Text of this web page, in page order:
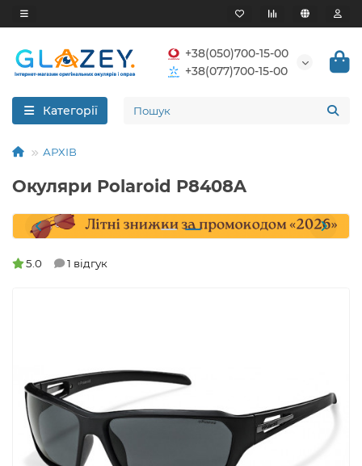
+38(050)700-15-00
+38(077)700-15-00
Категорії
АРХІВ
Окуляри Polaroid P8408A
5.0 1 відгук